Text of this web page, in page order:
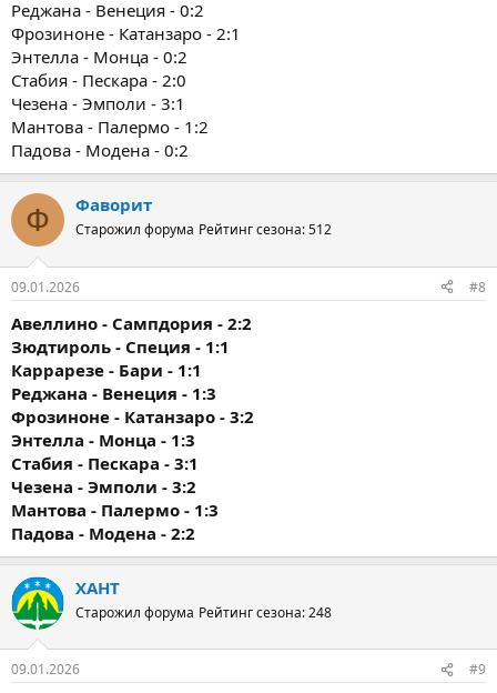
Реджана - Венеция - 0:2
Фрозиноне - Катанзаро - 2:1
Энтелла - Монца - 0:2
Стабия - Пескара - 2:0
Чезена - Эмполи - 3:1
Мантова - Палермо - 1:2
Падова - Модена - 0:2
Ф Фаворит
Старожил форума Рейтинг сезона: 512
09.01.2026 #8
Авеллино - Сампдория - 2:2
Зюдтироль - Специя - 1:1
Каррарезе - Бари - 1:1
Реджана - Венеция - 1:3
Фрозиноне - Катанзаро - 3:2
Энтелла - Монца - 1:3
Стабия - Пескара - 3:1
Чезена - Эмполи - 3:2
Мантова - Палермо - 1:3
Падова - Модена - 2:2
ХАНТ
Старожил форума Рейтинг сезона: 248
09.01.2026 #9